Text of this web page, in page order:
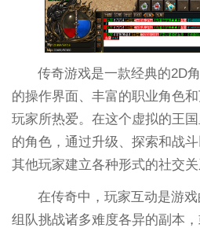
传奇游戏是一款经典的2D
的操作界面、丰富的职业角色
玩家所热爱。在这个虚拟的王
的角色，通过升级、探索和战
其他玩家建立各种形式的社交关
在传奇中，玩家互动是游
组队挑战诸多难度各异的副本